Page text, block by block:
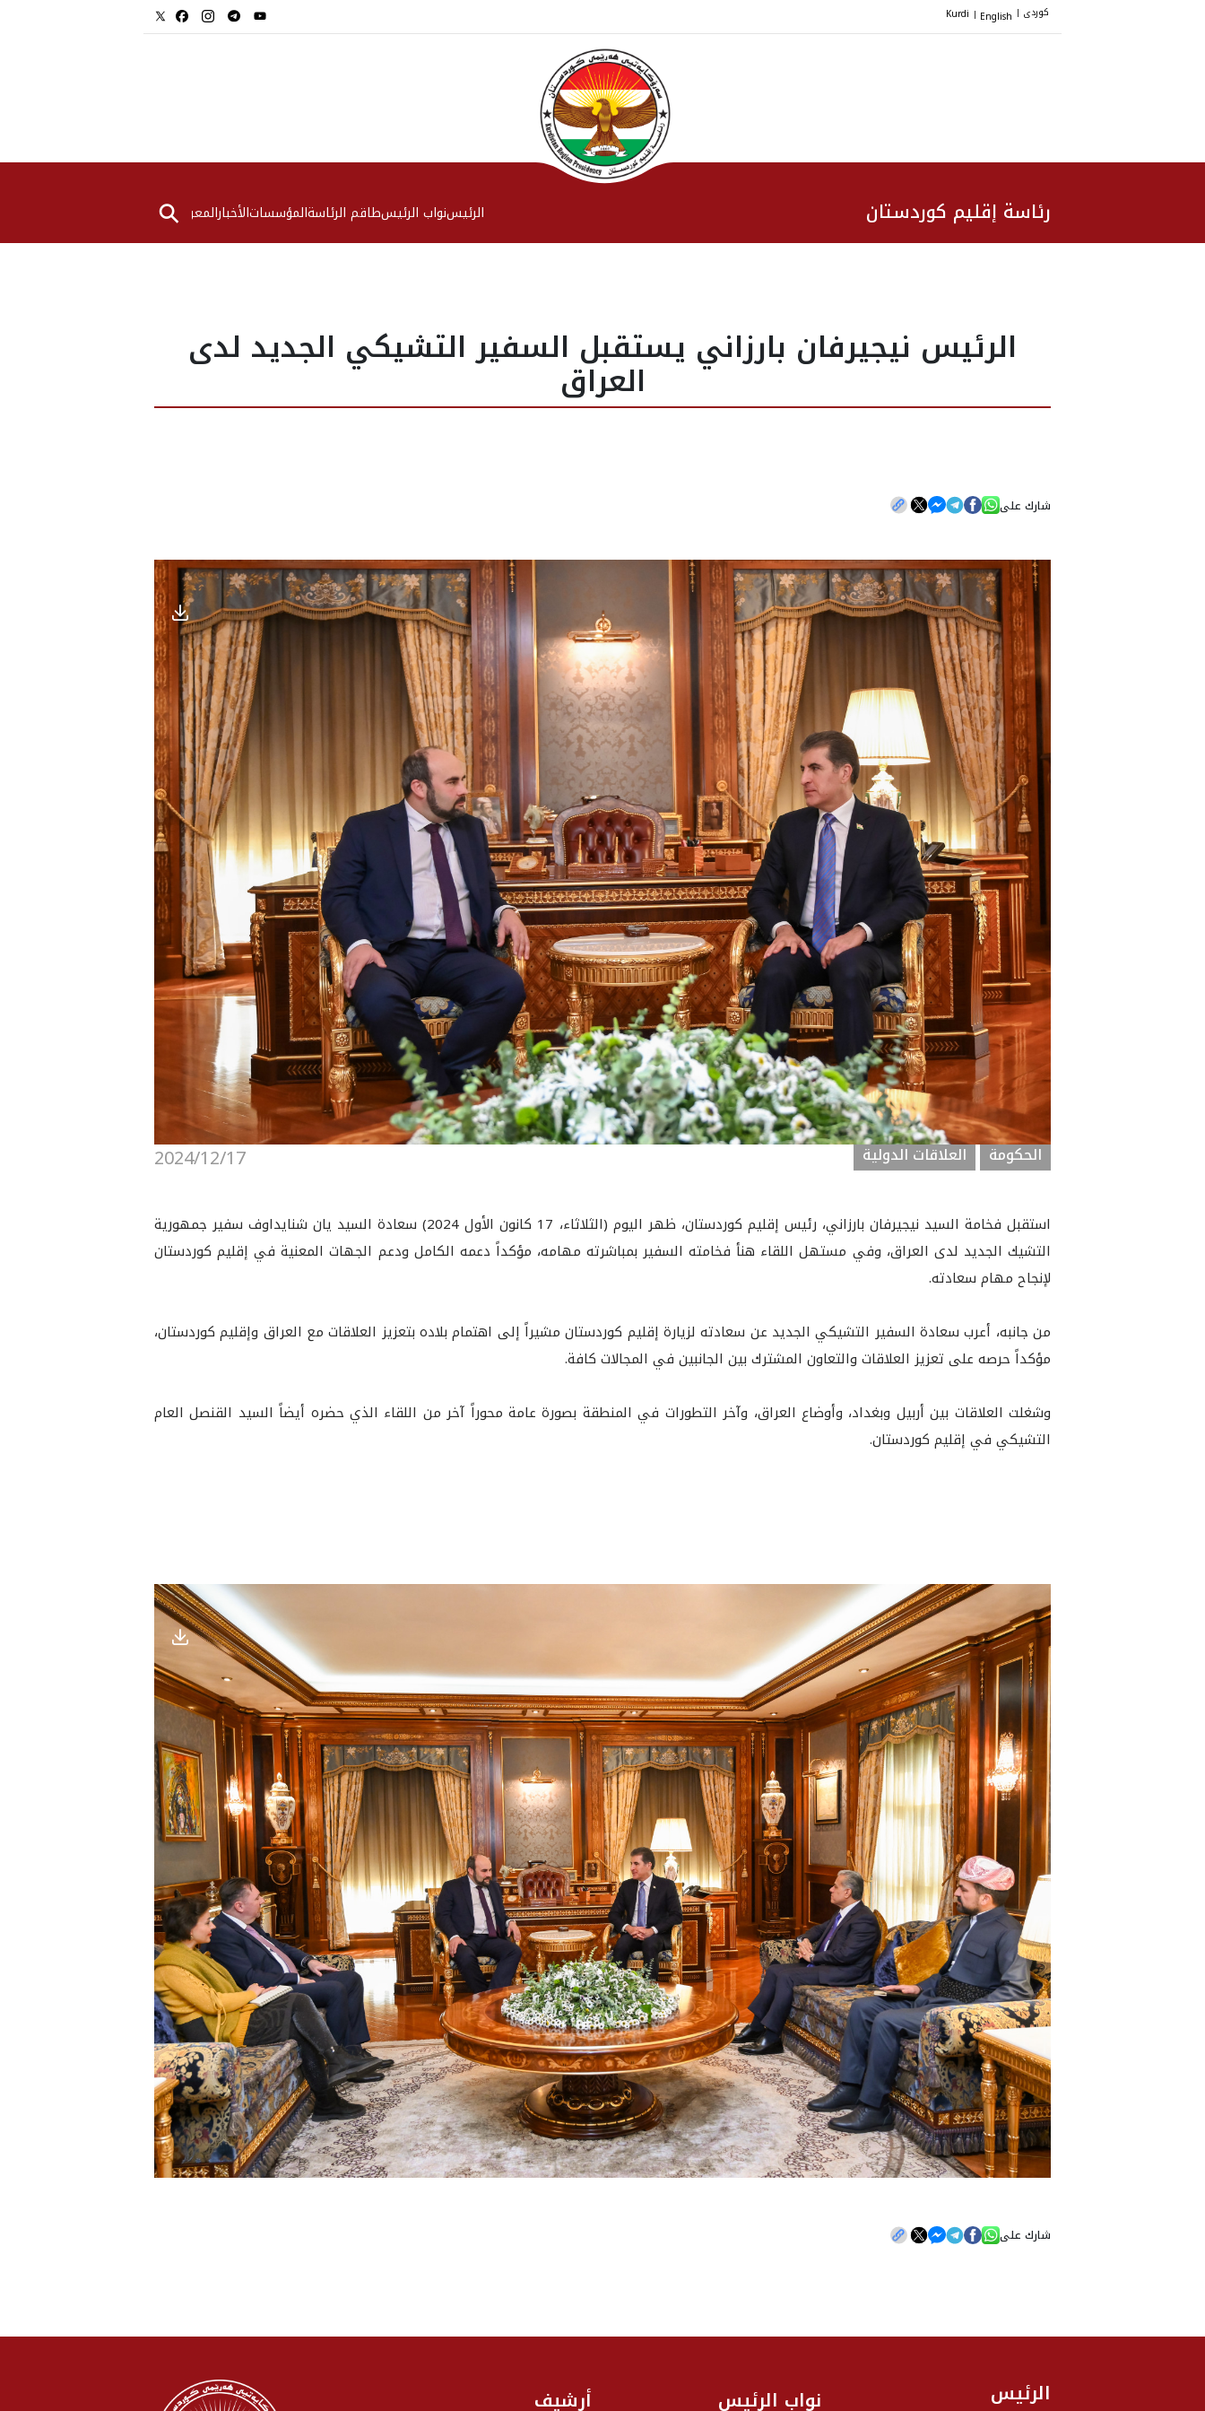
کوردی |
English
|
Kurdi
رئاسة إقليم كوردستان الرئیسنواب الرئيسطاقم الرئاسةالمؤسساتالأخبارالمعرض⚲
الرئيس نيجيرفان بارزاني يستقبل السفير التشيكي الجديد لدى
العراق
شارك على
2024/12/17 الحكومة العلاقات الدولية
استقبل فخامة السيد نيجيرفان بارزاني، رئيس إقليم كوردستان، ظهر اليوم (الثلاثاء، 17 كانون الأول 2024) سعادة السيد يان شنايداوف سفير جمهورية
التشيك الجديد لدى العراق، وفي مستهل اللقاء هنأ فخامته السفير بمباشرته مهامه، مؤكداً دعمه الكامل ودعم الجهات المعنية في إقليم كوردستان
لإنجاح مهام سعادته.
من جانبه، أعرب سعادة السفير التشيكي الجديد عن سعادته لزيارة إقليم كوردستان مشيراً إلى اهتمام بلاده بتعزيز العلاقات مع العراق وإقليم كوردستان،
مؤكداً حرصه على تعزيز العلاقات والتعاون المشترك بين الجانبين في المجالات كافة.
وشغلت العلاقات بين أربيل وبغداد، وأوضاع العراق، وآخر التطورات في المنطقة بصورة عامة محوراً آخر من اللقاء الذي حضره أيضاً السيد القنصل العام
التشيكي في إقليم كوردستان.
شارك على
الرئيس نواب الرئيس أرشيف